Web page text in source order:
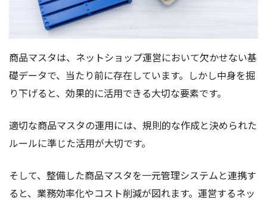
商品マスタは、ネットショップ運営において欠かせない基
礎データで、当たり前に存在しています。しかし中身を掘
り下げると、効果的に活用できる大切な要素です。
適切な商品マスタの運用には、規則的な作成と決められた
ルールに準じた活用が大切です。
そして、整備した商品マスタを一元管理システムと連携す
ると、業務効率化やコスト削減が図れます。運営するネッ